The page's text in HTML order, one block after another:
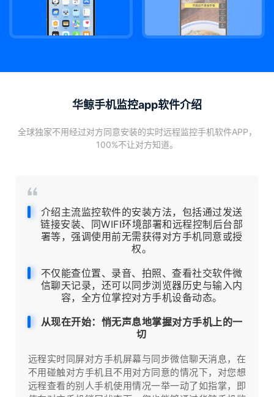
华鲸手机监控app软件介绍
全球独家不用经过对方同意安装的实时远程监控手机软件APP，
100%不让对方知道。
介绍主流监控软件的安装方法，包括通过发送
链接安装、同WIFI环境部署和远程控制后台部
署等，强调使用前无需获得对方手机同意或授
权。
不仅能查位置、录音、拍照、查看社交软件微
信聊天记录，还可以同步浏览器历史与输入内
容，全方位掌控对方手机设备动态。
从现在开始：悄无声息地掌握对方手机上的一
切
远程实时同屏对方手机屏幕与同步微信聊天消息，在
不用碰触对方手机且不用对方同意的情况下，对您想
远程查看的别人手机使用情况一举一动了如指掌，即